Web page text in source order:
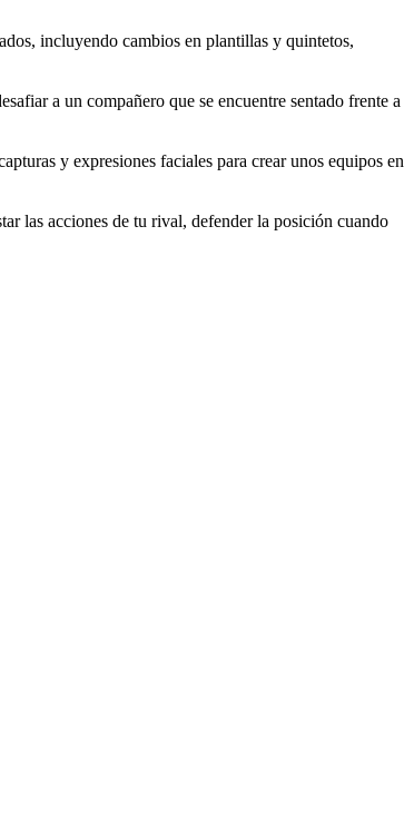
incluyendo cambios en plantillas y quintetos,
a un compañero que se encuentre sentado frente a
y expresiones faciales para crear unos equipos en
las acciones de tu rival, defender la posición cuando